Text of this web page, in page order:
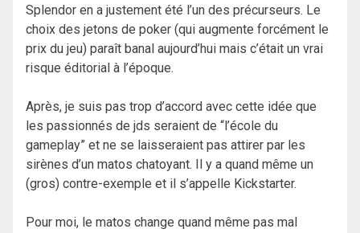
Splendor en a justement été l’un des précurseurs. Le
choix des jetons de poker (qui augmente forcément le
prix du jeu) paraît banal aujourd’hui mais c’était un vrai
risque éditorial à l’époque.
Après, je suis pas trop d’accord avec cette idée que
les passionnés de jds seraient de “l’école du
gameplay” et ne se laisseraient pas attirer par les
sirènes d’un matos chatoyant. Il y a quand même un
(gros) contre-exemple et il s’appelle Kickstarter.
Pour moi, le matos change quand même pas mal